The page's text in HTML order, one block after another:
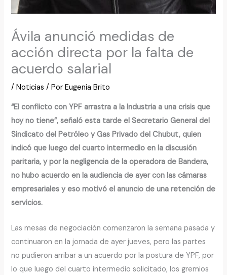
Ávila anunció medidas de
acción directa por la falta de
acuerdo salarial
/Noticias / PorEugenia Brito
“El conflicto con YPF arrastra a la Industria a una crisis que
hoy no tiene”, señaló esta tarde el Secretario General del
Sindicato del Petróleo y Gas Privado del Chubut, quien
indicó que luego del cuarto intermedio en la discusión
paritaria, y por la negligencia de la operadora de Bandera,
no hubo acuerdo en la audiencia de ayer con las cámaras
empresariales y eso motivó el anuncio de una retención de
servicios.
Las mesas de negociación comenzaron la semana pasada y
continuaron en la jornada de ayer jueves, pero las partes
no pudieron arribar a un acuerdo por la postura de YPF, por
lo que luego del cuarto intermedio solicitado, los gremios